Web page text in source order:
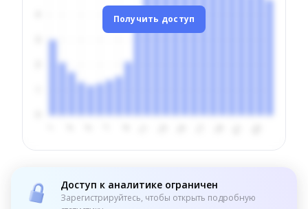
Получить доступ
Доступ к аналитике ограничен
Зарегистрируйтесь, чтобы открыть подробную